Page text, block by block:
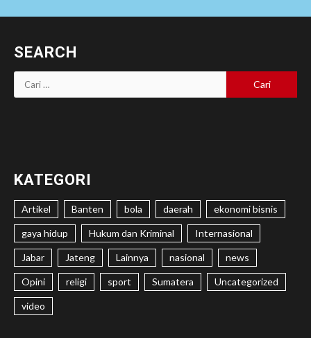
SEARCH
Cari
untuk:
KATEGORI
Artikel Banten bola daerah ekonomi bisnis
gaya hidup Hukum dan Kriminal Internasional
Jabar Jateng Lainnya nasional news
Opini religi sport Sumatera Uncategorized
video